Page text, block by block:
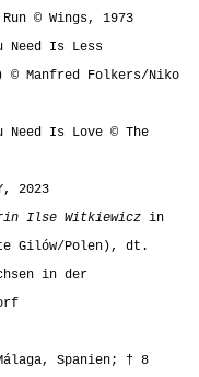
© Wings, 1973
Is Less
© Manfred Folkers/Niko
Is Love © The
2023
Ilse Witkiewicz in
Gilów/Polen), dt.
in der
Spanien; † 8